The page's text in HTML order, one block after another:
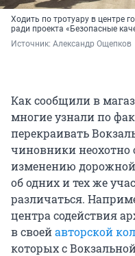
Ходить по тротуару в центре
ради проекта «Безопасные
Источник: Александр Ощепков
Как сообщили в
многие узнали по
перекраивать
чиновники неохотно
изменению
об одних и тех же
различаться.
центра содействия
в своейавторской
которых с